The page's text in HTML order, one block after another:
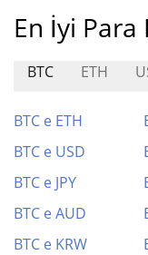
En İyi
BTC ETH
BTC e ETH
BTC e USD
BTC e JPY
BTC e AUD
BTC e KRW